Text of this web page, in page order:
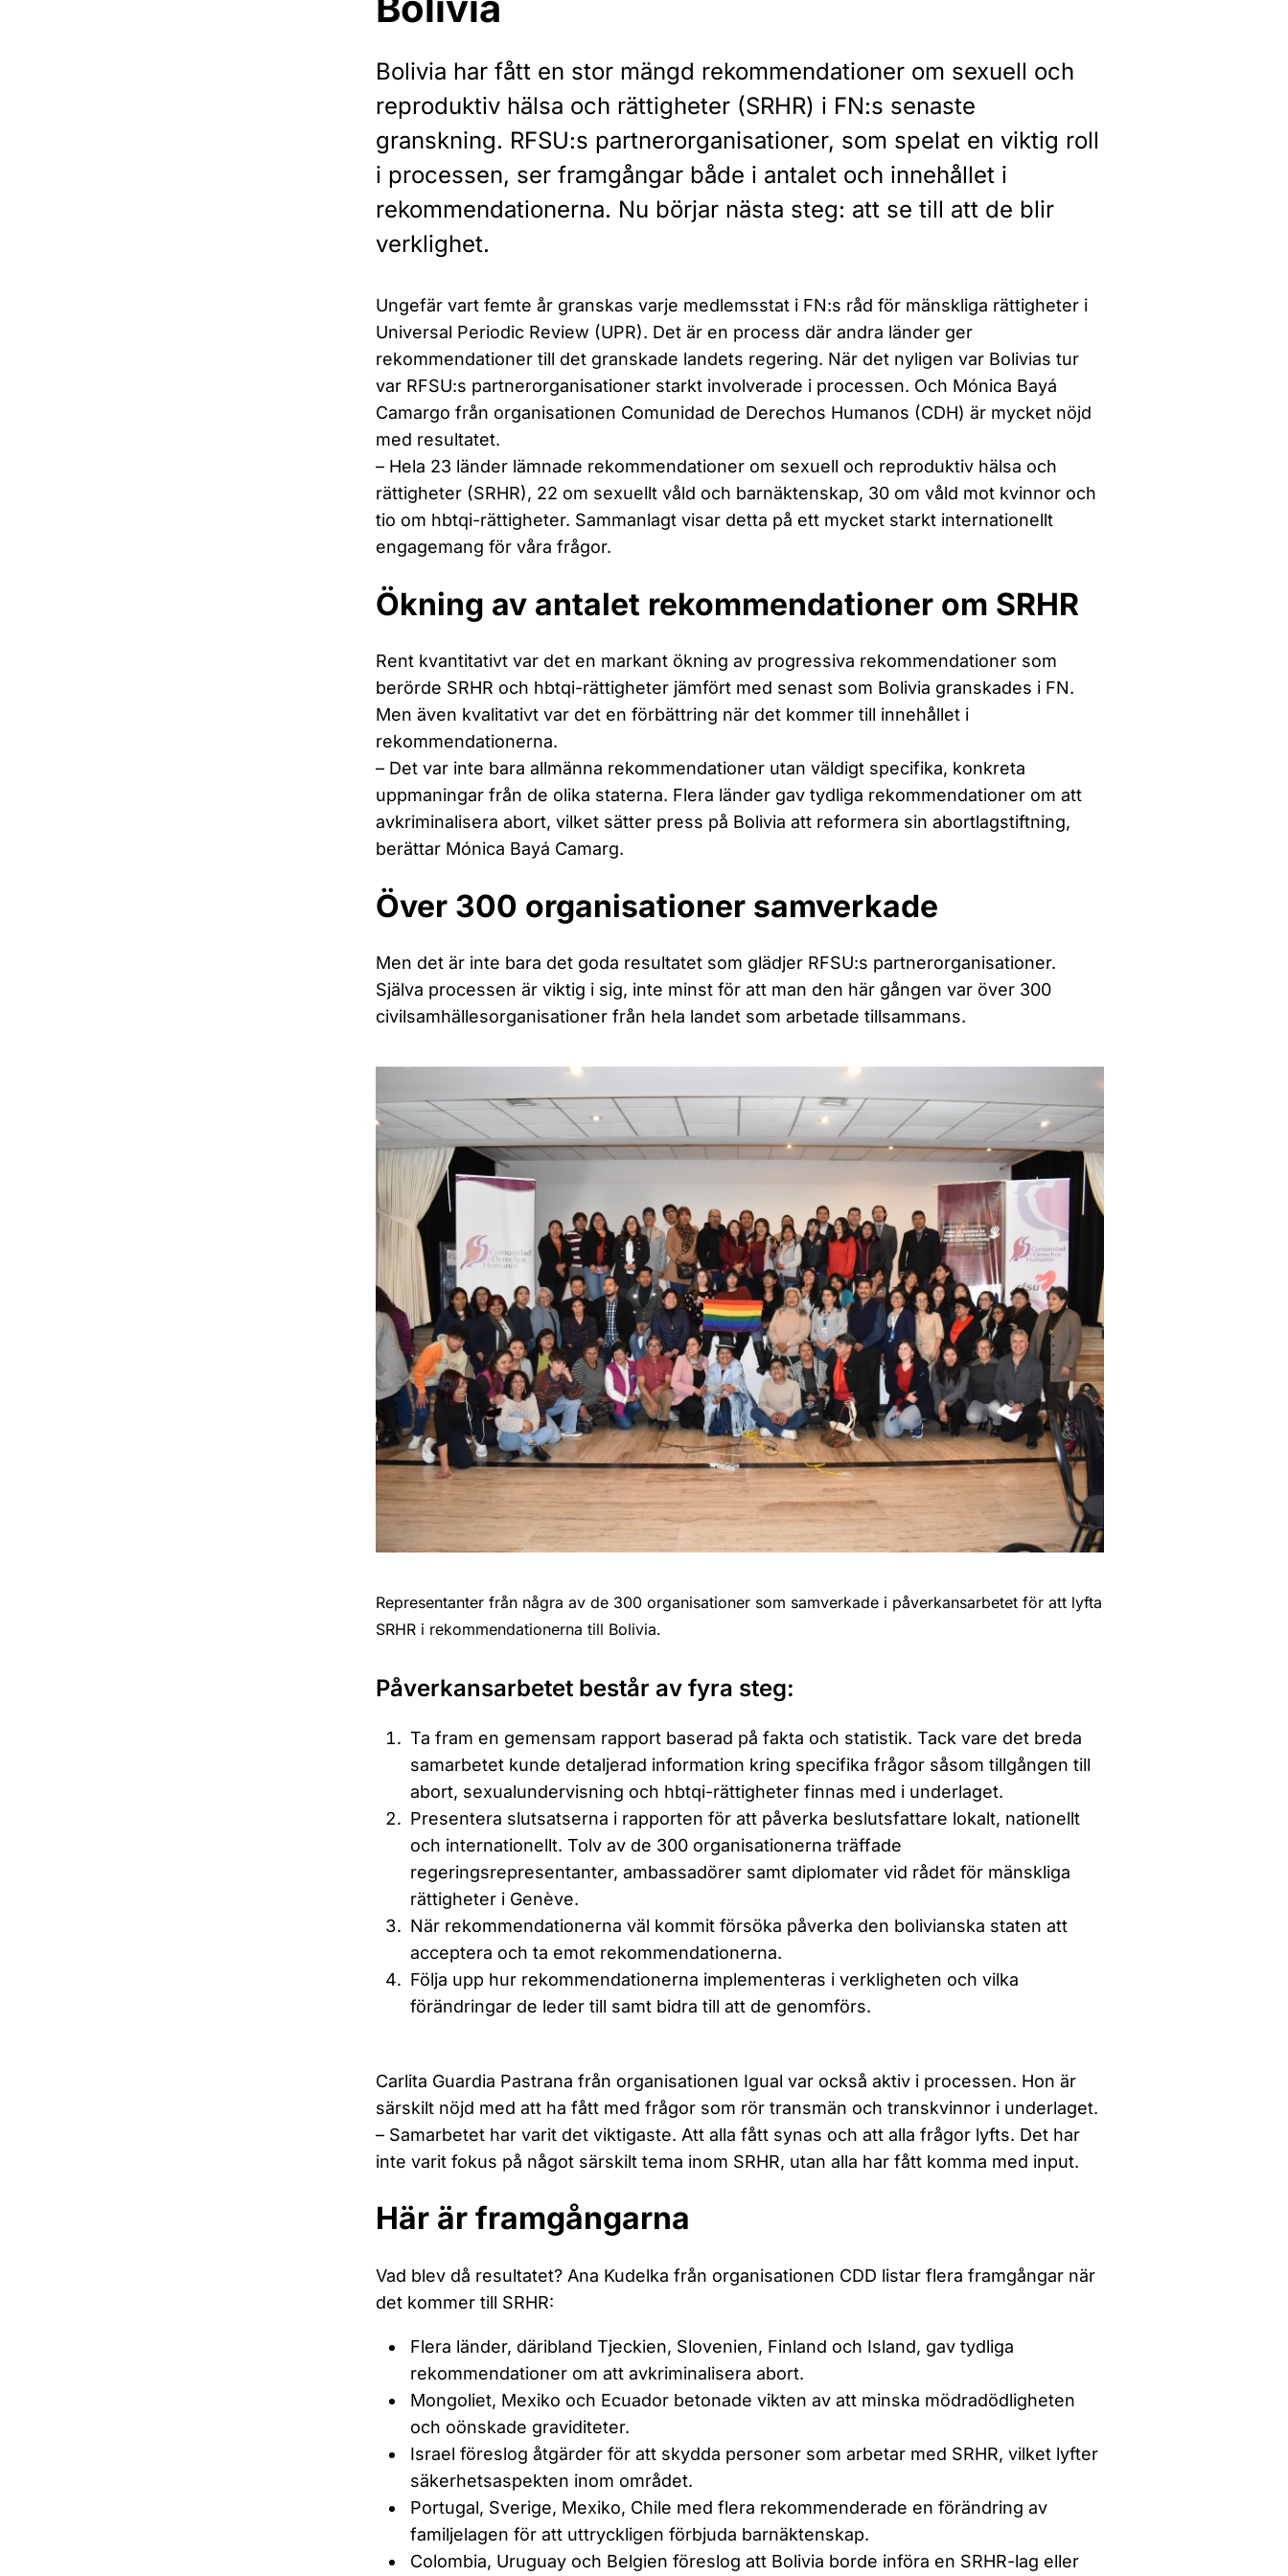
Bolivia har fått en stor mängd rekommendationer om sexuell och
reproduktiv hälsa och rättigheter (SRHR) i FN:s senaste
granskning. RFSU:s partnerorganisationer, som spelat en viktig roll
i processen, ser framgångar både i antalet och innehållet i
rekommendationerna. Nu börjar nästa steg: att se till att de blir
verklighet.
Ungefär vart femte år granskas varje medlemsstat i FN:s råd för mänskliga rättigheter i
Universal Periodic Review (UPR). Det är en process där andra länder ger
rekommendationer till det granskade landets regering. När det nyligen var Bolivias tur
var RFSU:s partnerorganisationer starkt involverade i processen. Och Mónica Bayá
Camargo från organisationen Comunidad de Derechos Humanos (CDH) är mycket nöjd
med resultatet.
– Hela 23 länder lämnade rekommendationer om sexuell och reproduktiv hälsa och
rättigheter (SRHR), 22 om sexuellt våld och barnäktenskap, 30 om våld mot kvinnor och
tio om hbtqi-rättigheter. Sammanlagt visar detta på ett mycket starkt internationellt
engagemang för våra frågor.
Ökning av antalet rekommendationer om SRHR
Rent kvantitativt var det en markant ökning av progressiva rekommendationer som
berörde SRHR och hbtqi-rättigheter jämfört med senast som Bolivia granskades i FN.
Men även kvalitativt var det en förbättring när det kommer till innehållet i
rekommendationerna.
– Det var inte bara allmänna rekommendationer utan väldigt specifika, konkreta
uppmaningar från de olika staterna. Flera länder gav tydliga rekommendationer om att
avkriminalisera abort, vilket sätter press på Bolivia att reformera sin abortlagstiftning,
berättar Mónica Bayá Camarg.
Över 300 organisationer samverkade
Men det är inte bara det goda resultatet som glädjer RFSU:s partnerorganisationer.
Själva processen är viktig i sig, inte minst för att man den här gången var över 300
civilsamhällesorganisationer från hela landet som arbetade tillsammans.
Representanter från några av de 300 organisationer som samverkade i påverkansarbetet för att lyfta
SRHR i rekommendationerna till Bolivia.
Påverkansarbetet består av fyra steg:
Ta fram en gemensam rapport baserad på fakta och statistik. Tack vare det breda
samarbetet kunde detaljerad information kring specifika frågor såsom tillgången till
abort, sexualundervisning och hbtqi-rättigheter finnas med i underlaget.
Presentera slutsatserna i rapporten för att påverka beslutsfattare lokalt, nationellt
och internationellt. Tolv av de 300 organisationerna träffade
regeringsrepresentanter, ambassadörer samt diplomater vid rådet för mänskliga
rättigheter i Genève.
När rekommendationerna väl kommit försöka påverka den bolivianska staten att
acceptera och ta emot rekommendationerna.
Följa upp hur rekommendationerna implementeras i verkligheten och vilka
förändringar de leder till samt bidra till att de genomförs.
Carlita Guardia Pastrana från organisationen Igual var också aktiv i processen. Hon är
särskilt nöjd med att ha fått med frågor som rör transmän och transkvinnor i underlaget.
– Samarbetet har varit det viktigaste. Att alla fått synas och att alla frågor lyfts. Det har
inte varit fokus på något särskilt tema inom SRHR, utan alla har fått komma med input.
Här är framgångarna
Vad blev då resultatet? Ana Kudelka från organisationen CDD listar flera framgångar när
det kommer till SRHR:
Flera länder, däribland Tjeckien, Slovenien, Finland och Island, gav tydliga
rekommendationer om att avkriminalisera abort.
Mongoliet, Mexiko och Ecuador betonade vikten av att minska mödradödligheten
och oönskade graviditeter.
Israel föreslog åtgärder för att skydda personer som arbetar med SRHR, vilket lyfter
säkerhetsaspekten inom området.
Portugal, Sverige, Mexiko, Chile med flera rekommenderade en förändring av
familjelagen för att uttryckligen förbjuda barnäktenskap.
Colombia, Uruguay och Belgien föreslog att Bolivia borde införa en SRHR-lag eller